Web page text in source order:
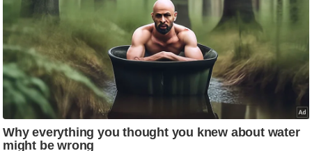
प
र
स
मी
क्षा
ध
र्म
ज्यो